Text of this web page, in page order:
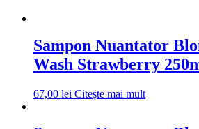
Sampon Nuantator
Wash Strawberry
67,00 lei Citește mai mult